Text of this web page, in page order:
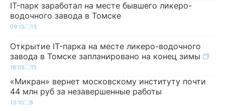
IT-парк заработал на месте бывшего ликеро-
водочного завода в Томске
09:15 13
Открытие IT-парка на месте ликеро-водочного
завода в Томске запланировано на конец зимы
18:05 15
«Микран» вернет московскому институту почти
44 млн руб за незавершенные работы
13:10 8